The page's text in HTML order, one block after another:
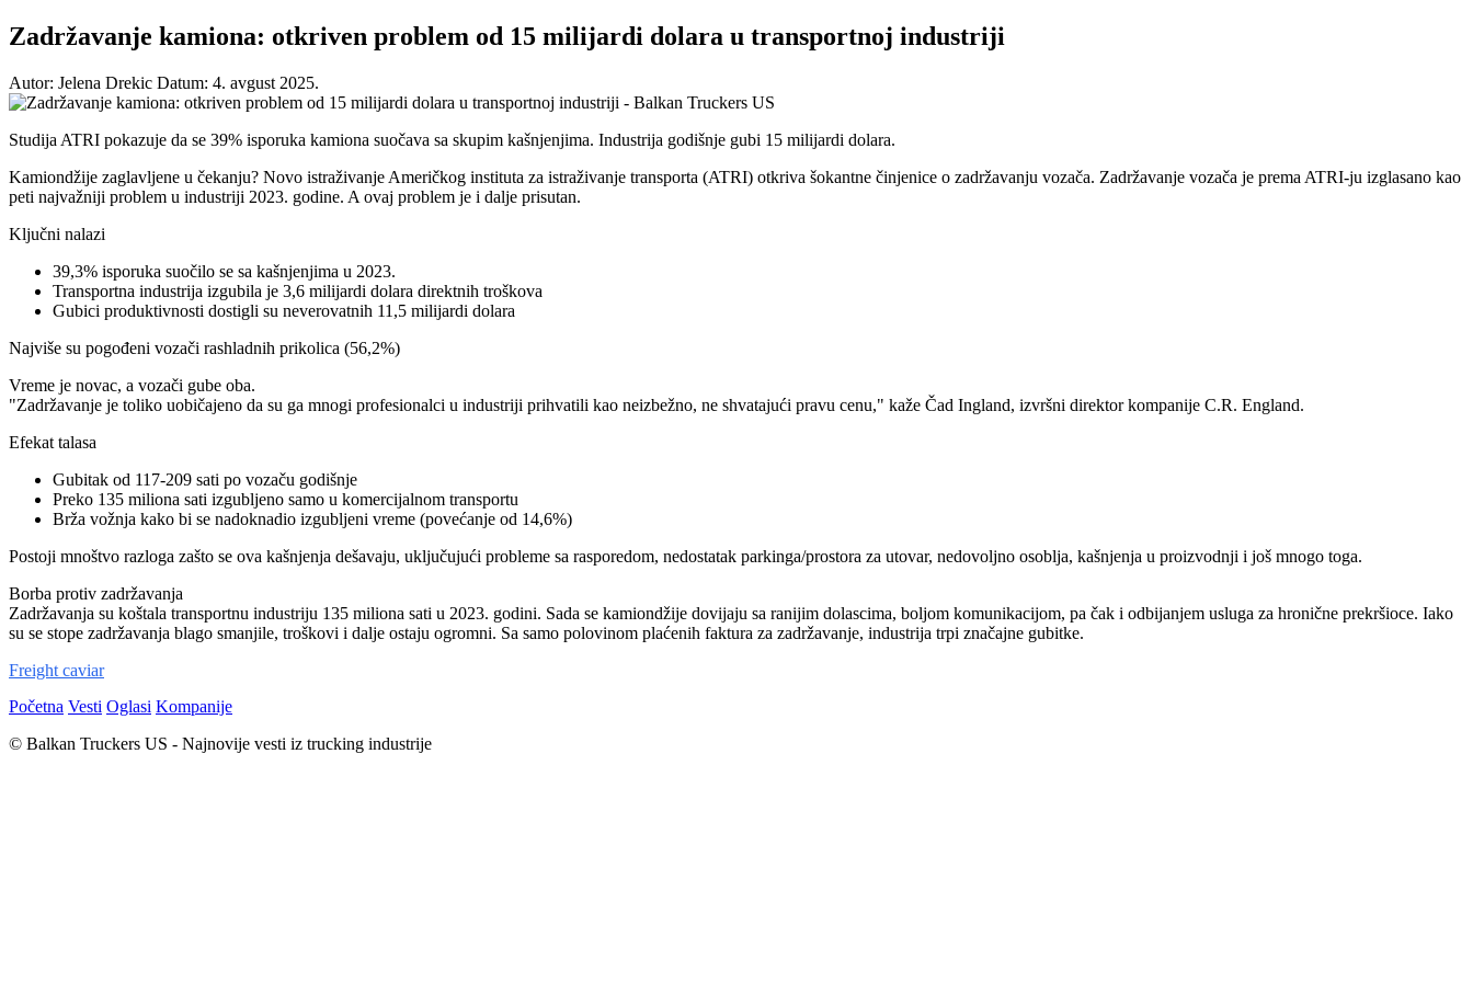
Zadržavanje kamiona: otkriven problem od 15 milijardi dolara u transportnoj industriji
Autor: Jelena Drekic Datum: 4. avgust 2025.
Studija ATRI pokazuje da se 39% isporuka kamiona suočava sa skupim kašnjenjima. Industrija godišnje gubi 15 milijardi dolara.
Kamiondžije zaglavljene u čekanju? Novo istraživanje Američkog instituta za istraživanje transporta (ATRI) otkriva šokantne činjenice o zadržavanju vozača. Zadržavanje vozača je prema ATRI-ju izglasano kao
peti najvažniji problem u industriji 2023. godine. A ovaj problem je i dalje prisutan.
Ključni nalazi
39,3% isporuka suočilo se sa kašnjenjima u 2023.
Transportna industrija izgubila je 3,6 milijardi dolara direktnih troškova
Gubici produktivnosti dostigli su neverovatnih 11,5 milijardi dolara
Najviše su pogođeni vozači rashladnih prikolica (56,2%)
Vreme je novac, a vozači gube oba.
"Zadržavanje je toliko uobičajeno da su ga mnogi profesionalci u industriji prihvatili kao neizbežno, ne shvatajući pravu cenu," kaže Čad Ingland, izvršni direktor kompanije C.R. England.
Efekat talasa
Gubitak od 117-209 sati po vozaču godišnje
Preko 135 miliona sati izgubljeno samo u komercijalnom transportu
Brža vožnja kako bi se nadoknadio izgubljeni vreme (povećanje od 14,6%)
Postoji mnoštvo razloga zašto se ova kašnjenja dešavaju, uključujući probleme sa rasporedom, nedostatak parkinga/prostora za utovar, nedovoljno osoblja, kašnjenja u proizvodnji i još mnogo toga.
Borba protiv zadržavanja
Zadržavanja su koštala transportnu industriju 135 miliona sati u 2023. godini. Sada se kamiondžije dovijaju sa ranijim dolascima, boljom komunikacijom, pa čak i odbijanjem usluga za hronične prekršioce. Iako
su se stope zadržavanja blago smanjile, troškovi i dalje ostaju ogromni. Sa samo polovinom plaćenih faktura za zadržavanje, industrija trpi značajne gubitke.
Freight caviar
Početna Vesti Oglasi Kompanije
© Balkan Truckers US - Najnovije vesti iz trucking industrije